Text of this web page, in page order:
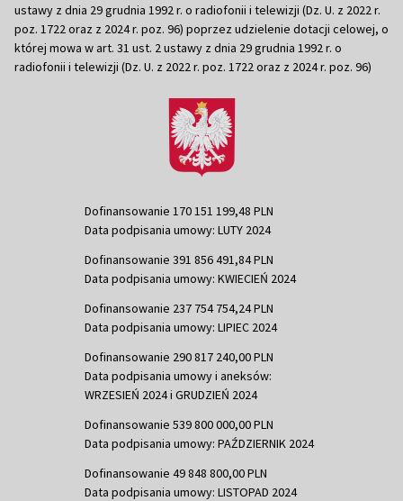
ustawy z dnia 29 grudnia 1992 r. o radiofonii i telewizji (Dz. U. z 2022 r.
poz. 1722 oraz z 2024 r. poz. 96) poprzez udzielenie dotacji celowej, o
której mowa w art. 31 ust. 2 ustawy z dnia 29 grudnia 1992 r. o
radiofonii i telewizji (Dz. U. z 2022 r. poz. 1722 oraz z 2024 r. poz. 96)
Dofinansowanie 170 151 199,48 PLN
Data podpisania umowy: LUTY 2024
Dofinansowanie 391 856 491,84 PLN
Data podpisania umowy: KWIECIEŃ 2024
Dofinansowanie 237 754 754,24 PLN
Data podpisania umowy: LIPIEC 2024
Dofinansowanie 290 817 240,00 PLN
Data podpisania umowy i aneksów:
WRZESIEŃ 2024 i GRUDZIEŃ 2024
Dofinansowanie 539 800 000,00 PLN
Data podpisania umowy: PAŹDZIERNIK 2024
Dofinansowanie 49 848 800,00 PLN
Data podpisania umowy: LISTOPAD 2024